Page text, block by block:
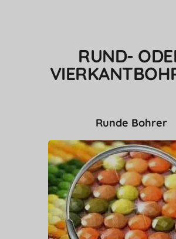
RUND-
Runde Bohrer